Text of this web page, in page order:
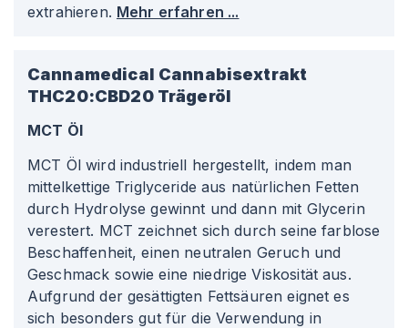
extrahieren. Mehr erfahren ...
Cannamedical Cannabisextrakt
THC20:CBD20 Trägeröl
MCT Öl
MCT Öl wird industriell hergestellt, indem man
mittelkettige Triglyceride aus natürlichen Fetten
durch Hydrolyse gewinnt und dann mit Glycerin
verestert. MCT zeichnet sich durch seine farblose
Beschaffenheit, einen neutralen Geruch und
Geschmack sowie eine niedrige Viskosität aus.
Aufgrund der gesättigten Fettsäuren eignet es
sich besonders gut für die Verwendung in